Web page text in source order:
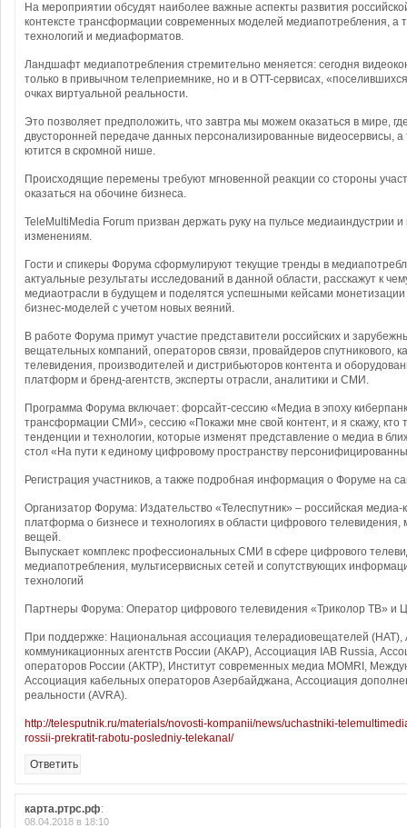
На мероприятии обсудят наиболее важные аспекты развития
контексте трансформации современных моделей медиапотребления, а
технологий и медиаформатов.
Ландшафт медиапотребления стремительно меняется: сегодня
только в привычном телеприемнике, но и в OTT-сервисах,
очках виртуальной реальности.
Это позволяет предположить, что завтра мы можем оказаться в мире,
двусторонней передаче данных персонализированные видеосервисы,
ютится в скромной нише.
Происходящие перемены требуют мгновенной реакции со стороны
оказаться на обочине бизнеса.
TeleMultiMedia Forum призван держать руку на пульсе медиаиндустрии и
изменениям.
Гости и спикеры Форума сформулируют текущие тренды в
актуальные результаты исследований в данной области, расскажут к
медиаотрасли в будущем и поделятся успешными кейсами
бизнес-моделей с учетом новых веяний.
В работе Форума примут участие представители российских и
вещательных компаний, операторов связи, провайдеров спутникового,
телевидения, производителей и дистрибьюторов контента и
платформ и бренд-агентств, эксперты отрасли, аналитики и СМИ.
Программа Форума включает: форсайт-сессию «Медиа в эпоху
трансформации СМИ», сессию «Покажи мне свой контент, и я скажу, кто
тенденции и технологии, которые изменят представление о медиа в
стол «На пути к единому цифровому пространству
Регистрация участников, а также подробная информация о Форуме на
Организатор Форума: Издательство «Телеспутник» – российская
платформа о бизнесе и технологиях в области цифрового
вещей.
Выпускает комплекс профессиональных СМИ в сфере цифрового
медиапотребления, мультисервисных сетей и сопутствующих
технологий
Партнеры Форума: Оператор цифрового телевидения «Триколор ТВ» и
При поддержке: Национальная ассоциация телерадиовещателей (НАТ),
коммуникационных агентств России (АКАР), Ассоциация IAB Russia,
операторов России (АКТР), Институт современных медиа MOMRI,
Ассоциация кабельных операторов Азербайджана, Ассоциация
реальности (AVRA).
http://telesputnik.ru/materials/novosti-kompanii/news/uchastniki-
rossii-prekratit-rabotu-posledniy-telekanal/
Ответить
карта.ртрс.рф:
08.04.2018 в 18:10